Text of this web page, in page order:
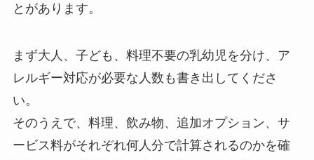
とがあります。
まず大人、子ども、料理不要の乳幼児を分け、ア
レルギー対応が必要な人数も書き出してくださ
い。
そのうえで、料理、飲み物、追加オプション、サ
ービス料がそれぞれ何人分で計算されるのかを確